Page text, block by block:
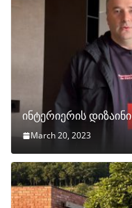
ინტერიერის დიზაინი
March 20, 2023